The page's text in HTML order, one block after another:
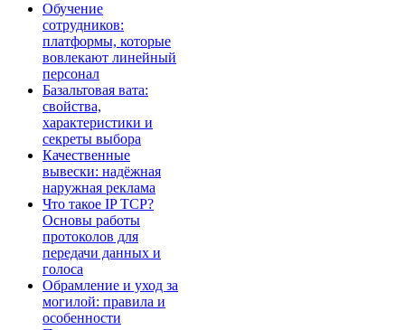
Обучение
сотрудников:
платформы, которые
вовлекают линейный
персонал
Базальтовая вата:
свойства,
характеристики и
секреты выбора
Качественные
вывески: надёжная
наружная реклама
Что такое IP TCP?
Основы работы
протоколов для
передачи данных и
голоса
Обрамление и уход за
могилой: правила и
особенности